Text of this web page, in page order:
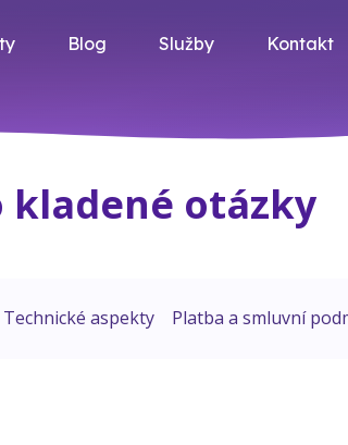
Blog Služby Kontakt
kladené otázky
Technické aspekty Platba a smluvní